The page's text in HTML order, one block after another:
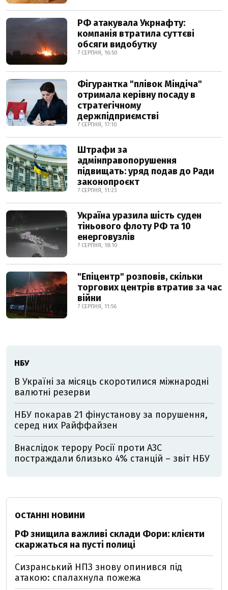
РФ атакувала Укрнафту:
компанія втратила суттєві
обсяги видобутку
7 СЕРПНЯ, 16:50
Фігурантка "плівок Міндіча"
отримала керівну посаду в
стратегічному
держпідприємстві
7 СЕРПНЯ, 17:10
Штрафи за
адмінправопорушення
підвищать: уряд подав до Ради
законопроєкт
7 СЕРПНЯ, 11:23
Україна уразила шість суден
тіньового флоту РФ та 10
енерговузлів
7 СЕРПНЯ, 18:10
"Епіцентр" розповів, скільки
торгових центрів втратив за час
війни
7 СЕРПНЯ, 11:56
НБУ
В Україні за місяць скоротилися міжнародні
валютні резерви
НБУ покарав 21 фінустанову за порушення,
серед них Райффайзен
Внаслідок терору Росії проти АЗС
постраждали близько 4% станцій – звіт НБУ
ОСТАННІ НОВИНИ
РФ знищила важливі склади Фори: клієнти
скаржаться на пусті полиці
Сизранський НПЗ знову опинився під
атакою: спалахнула пожежа